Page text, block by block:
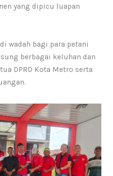
yang dipicu luapan
wadah bagi para petani
berbagai keluhan dan
DPRD Kota Metro serta